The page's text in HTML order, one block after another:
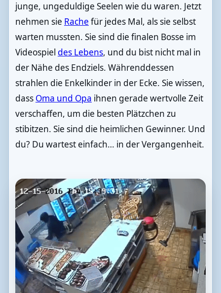
junge, ungeduldige Seelen wie du waren. Jetzt
nehmen sie Rache für jedes Mal, als sie selbst
warten mussten. Sie sind die finalen Bosse im
Videospiel des Lebens, und du bist nicht mal in
der Nähe des Endziels. Währenddessen
strahlen die Enkelkinder in der Ecke. Sie wissen,
dass Oma und Opa ihnen gerade wertvolle Zeit
verschaffen, um die besten Plätzchen zu
stibitzen. Sie sind die heimlichen Gewinner. Und
du? Du wartest einfach… in der Vergangenheit.